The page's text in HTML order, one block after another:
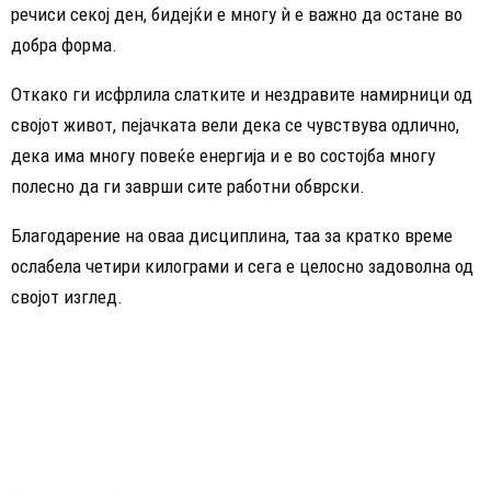
речиси секој ден, бидејќи е многу ѝ е важно да остане во
добра форма.
Откако ги исфрлила слатките и нездравите намирници од
својот живот, пејачката вели дека се чувствува одлично,
дека има многу повеќе енергија и е во состојба многу
полесно да ги заврши сите работни обврски.
Благодарение на оваа дисциплина, таа за кратко време
ослабела четири килограми и сега е целосно задоволна од
својот изглед.